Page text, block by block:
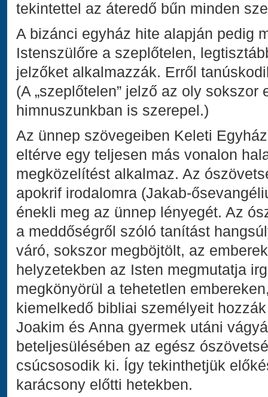
tekintettel az áteredő bűn minden
A bizánci egyház hite alapján pedig
Istenszülőre a szeplőtelen,
jelzőket alkalmazzák. Erről
(A „szeplőtelen” jelző az oly sokszor
himnuszunkban is szerepel.)
Az ünnep szövegeiben Keleti
eltérve egy teljesen más vonalon
megközelítést alkalmaz. Az
apokrif irodalomra (Jakab-
énekli meg az ünnep lényegét. Az
a meddőségről szóló tanítást
váró, sokszor megböjtölt, az
helyzetekben az Isten megmutatja
megkönyörül a tehetetlen
kiemelkedő bibliai személyeit
Joakim és Anna gyermek utáni
beteljesülésében az egész
csúcsosodik ki. Így tekinthetjük
karácsony előtti hetekben.